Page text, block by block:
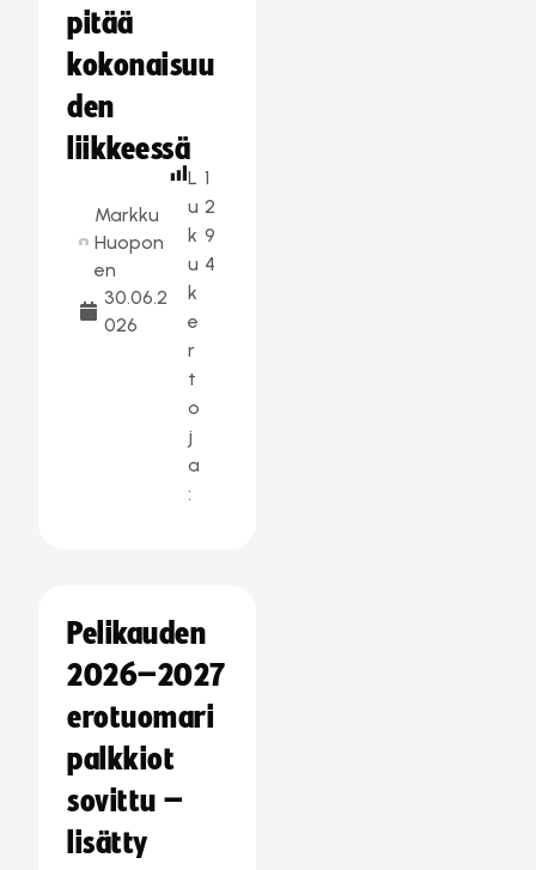
pitää
kokonaisuu
den
liikkeessä
Markku
Huopon
en
30.06.2
026
L
u
k
u
k
e
r
t
o
j
a
:
1
2
9
4
Pelikauden
2026–2027
erotuomari
palkkiot
sovittu –
lisätty